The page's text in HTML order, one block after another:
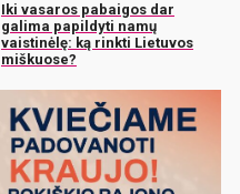
Iki vasaros pabaigos dar
galima papildyti namų
vaistinėlę: ką rinkti Lietuvos
miškuose?